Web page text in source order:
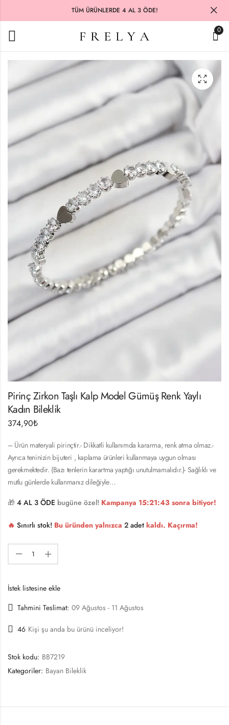
TÜM ÜRÜNLERDE 4 AL 3 ÖDE!
0
Pirinç Zirkon Taşlı Kalp Model Gümüş Renk Yaylı
Kadın Bileklik
374,90₺
– Ürün materyali pirinçtir.- Dikkatli kullanımda kararma, renk atma olmaz.-
Ayrıca teninizin bijuteri , kaplama ürünleri kullanmaya uygun olması
gerekmektedir. (Bazı tenlerin karartma yaptığı unutulmamalıdır.)- Sağlıklı ve
mutlu günlerde kullanmanız dileğiyle…
🎁 4 AL 3 ÖDE bugüne özel! Kampanya 15:21:42 sonra bitiyor!
🔥 Sınırlı stok! Bu üründen yalnızca 2 adet kaldı. Kaçırma!
İstek listesine ekle
Tahmini Teslimat: 09 Ağustos - 11 Ağustos
46 Kişi şu anda bu ürünü inceliyor!
Stok kodu: BB7219
Kategoriler: Bayan Bileklik